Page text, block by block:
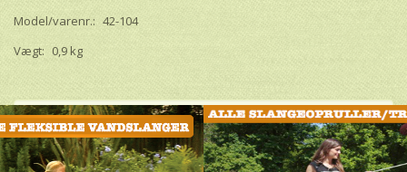
Model/varenr.: 42-104
Vægt: 0,9 kg